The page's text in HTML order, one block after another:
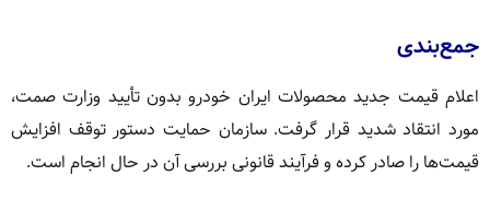
جمع‌بندی
اعلام قیمت جدید محصولات ایران خودرو بدون تأیید وزارت صمت،
مورد انتقاد شدید قرار گرفت. سازمان حمایت دستور توقف افزایش
قیمت‌ها را صادر کرده و فرآیند قانونی بررسی آن در حال انجام است.